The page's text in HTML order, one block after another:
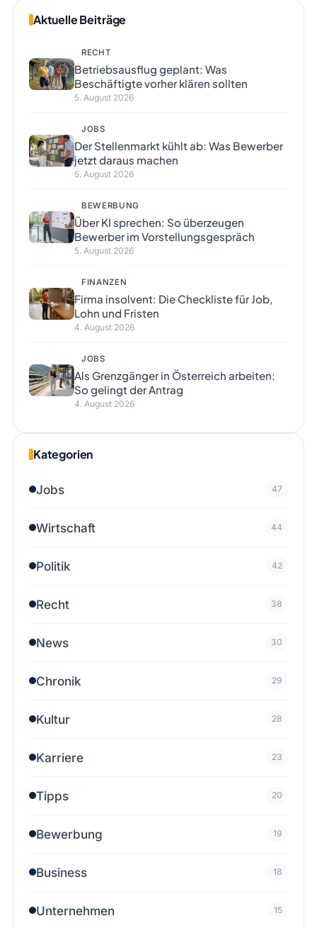
Aktuelle Beiträge
RECHT
Betriebsausflug geplant: Was
Beschäftigte vorher klären sollten
5. August 2026
JOBS
Der Stellenmarkt kühlt ab: Was Bewerber
jetzt daraus machen
5. August 2026
BEWERBUNG
Über KI sprechen: So überzeugen
Bewerber im Vorstellungsgespräch
5. August 2026
FINANZEN
Firma insolvent: Die Checkliste für Job,
Lohn und Fristen
4. August 2026
JOBS
Als Grenzgänger in Österreich arbeiten:
So gelingt der Antrag
4. August 2026
Kategorien
Jobs 47
Wirtschaft 44
Politik 42
Recht 38
News 30
Chronik 29
Kultur 28
Karriere 23
Tipps 20
Bewerbung 19
Business 18
Unternehmen 15